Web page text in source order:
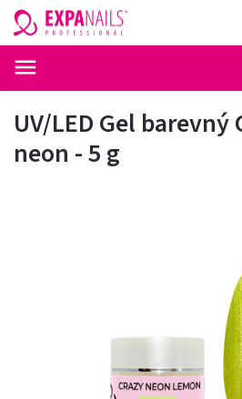
UV/LED Gel barevný
neon - 5 g